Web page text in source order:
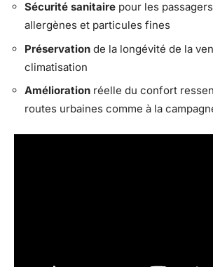
Sécurité sanitaire pour les
allergènes et particules fines
Préservation de la longévité de la
climatisation
Amélioration réelle du confort
routes urbaines comme à la